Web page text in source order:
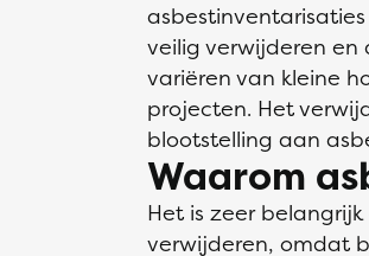
veilig verwijderen
variëren van kleine
projecten. Het
blootstelling aan
Waarom
Het is zeer
verwijderen, omdat